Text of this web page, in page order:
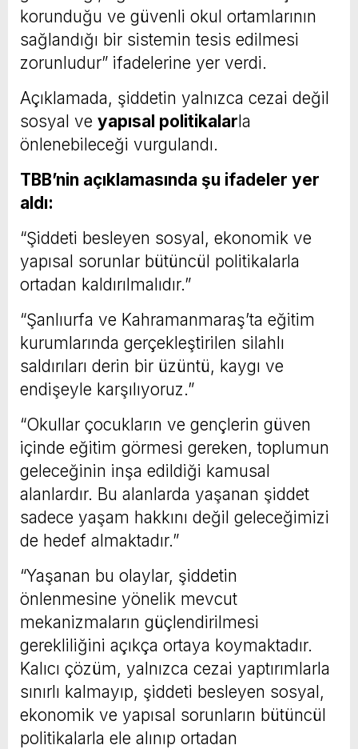
korunduğu ve güvenli okul ortamlarının
sağlandığı bir sistemin tesis edilmesi
zorunludur” ifadelerine yer verdi.
Açıklamada, şiddetin yalnızca cezai değil
sosyal ve yapısal politikalarla
önlenebileceği vurgulandı.
TBB’nin açıklamasında şu ifadeler yer
aldı:
“Şiddeti besleyen sosyal, ekonomik ve
yapısal sorunlar bütüncül politikalarla
ortadan kaldırılmalıdır.”
“Şanlıurfa ve Kahramanmaraş’ta eğitim
kurumlarında gerçekleştirilen silahlı
saldırıları derin bir üzüntü, kaygı ve
endişeyle karşılıyoruz.”
“Okullar çocukların ve gençlerin güven
içinde eğitim görmesi gereken, toplumun
geleceğinin inşa edildiği kamusal
alanlardır. Bu alanlarda yaşanan şiddet
sadece yaşam hakkını değil geleceğimizi
de hedef almaktadır.”
“Yaşanan bu olaylar, şiddetin
önlenmesine yönelik mevcut
mekanizmaların güçlendirilmesi
gerekliliğini açıkça ortaya koymaktadır.
Kalıcı çözüm, yalnızca cezai yaptırımlarla
sınırlı kalmayıp, şiddeti besleyen sosyal,
ekonomik ve yapısal sorunların bütüncül
politikalarla ele alınıp ortadan